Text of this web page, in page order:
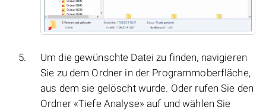
Um die gewünschte Datei zu finden, navigieren
Sie zu dem Ordner in der Programmoberfläche,
aus dem sie gelöscht wurde. Oder rufen Sie den
Ordner «Tiefe Analyse» auf und wählen Sie